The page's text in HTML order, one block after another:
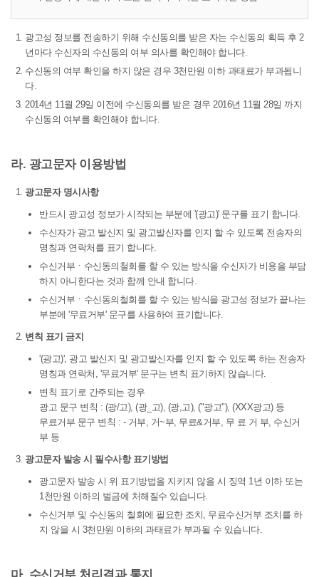
광고성 정보를 전송하기 위해 수신동의를 받은 자는 수신동의 획득 후 2
년마다 수신자의 수신동의 여부 의사를 확인해야 합니다.
수신동의 여부 확인을 하지 않은 경우 3천만원 이하 과태료가 부과됩니
다.
2014년 11월 29일 이전에 수신동의를 받은 경우 2016년 11월 28일 까지
수신동의 여부를 확인해야 합니다.
라. 광고문자 이용방법
광고문자 명시사항
반드시 광고성 정보가 시작되는 부분에 '(광고)' 문구를 표기 합니다.
수신자가 광고 발신지 및 광고발신자를 인지 할 수 있도록 전송자의
명칭과 연락처를 표기 합니다.
수신거부ㆍ수신동의철회를 할 수 있는 방식을 수신자가 비용을 부담
하지 아니한다는 것과 함께 안내 합니다.
수신거부ㆍ수신동의철회를 할 수 있는 방식을 광고성 정보가 끝나는
부분에 '무료거부' 문구를 사용하여 표기합니다.
변칙 표기 금지
'(광고)', 광고 발신지 및 광고발신자를 인지 할 수 있도록 하는 전송자
명칭과 연락처, '무료거부' 문구는 변칙 표기하지 않습니다.
변칙 표기로 간주되는 경우
광고 문구 변칙 : (광/고), (광_고), (광,고), ("광고"), (XXX광고) 등
무료거부 문구 변칙 : - 거부, 거~부, 무료&거부, 무 료 거 부, 수신거
부 등
광고문자 발송 시 필수사항 표기방법
광고문자 발송 시 위 표기방법을 지키지 않을 시 징역 1년 이하 또는
1천만원 이하의 벌금에 처해질수 있습니다.
수신거부 및 수신동의 철회에 필요한 조치, 무료수신거부 조치를 하
지 않을 시 3천만원 이하의 과태료가 부과될 수 있습니다.